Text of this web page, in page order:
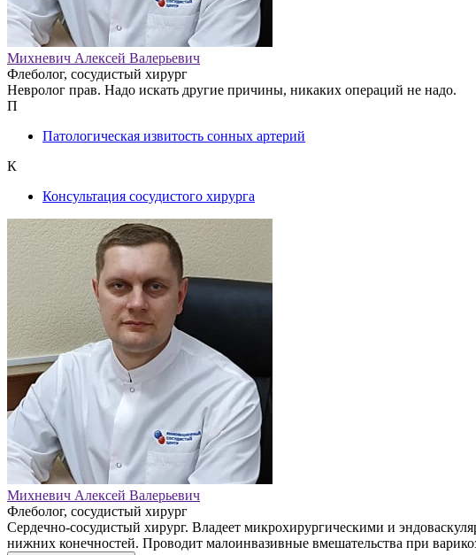
Михневич Алексей Валерьевич
Флеболог, сосудистый хирург
Невролог прав. Надо искать другие причины, никаких операций не надо.
П
Патологическая извитость сонных артерий
К
Консультация сосудистого хирурга
Михневич Алексей Валерьевич
Флеболог, сосудистый хирург
Сердечно-сосудистый хирург. Владеет микрохирургическими и
нижних конечностей. Проводит малоинвазивные вмешательства при